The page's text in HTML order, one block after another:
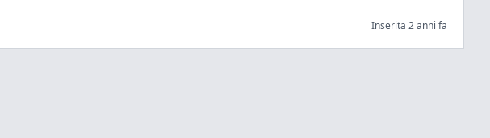
Inserita 2 anni fa